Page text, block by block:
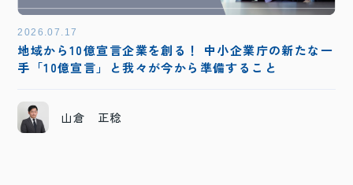
2026.07.17
地域から10億宣言企業を創る！ 中小企業庁の新たな一
手「10億宣言」と我々が今から準備すること
山倉 正稔